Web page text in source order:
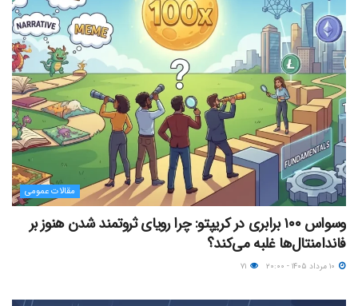
مقالات عمومی
وسواس ۱۰۰ برابری در کریپتو: چرا رویای ثروتمند شدن هنوز بر
فاندامنتال‌ها غلبه می‌کند؟